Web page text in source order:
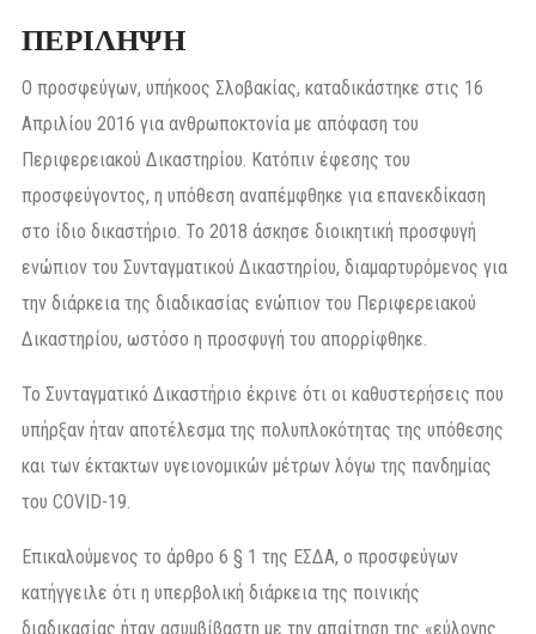
ΠΕΡΙΛΗΨΗ
Ο προσφεύγων, υπήκοος Σλοβακίας, καταδικάστηκε στις 16
Απριλίου 2016 για ανθρωποκτονία με απόφαση του
Περιφερειακού Δικαστηρίου. Κατόπιν έφεσης του
προσφεύγοντος, η υπόθεση αναπέμφθηκε για επανεκδίκαση
στο ίδιο δικαστήριο. Το 2018 άσκησε διοικητική προσφυγή
ενώπιον του Συνταγματικού Δικαστηρίου, διαμαρτυρόμενος για
την διάρκεια της διαδικασίας ενώπιον του Περιφερειακού
Δικαστηρίου, ωστόσο η προσφυγή του απορρίφθηκε.
Το Συνταγματικό Δικαστήριο έκρινε ότι οι καθυστερήσεις που
υπήρξαν ήταν αποτέλεσμα της πολυπλοκότητας της υπόθεσης
και των έκτακτων υγειονομικών μέτρων λόγω της πανδημίας
του COVID-19.
Επικαλούμενος το άρθρο 6 § 1 της ΕΣΔΑ, ο προσφεύγων
κατήγγειλε ότι η υπερβολική διάρκεια της ποινικής
διαδικασίας ήταν ασυμβίβαστη με την απαίτηση της «εύλογης